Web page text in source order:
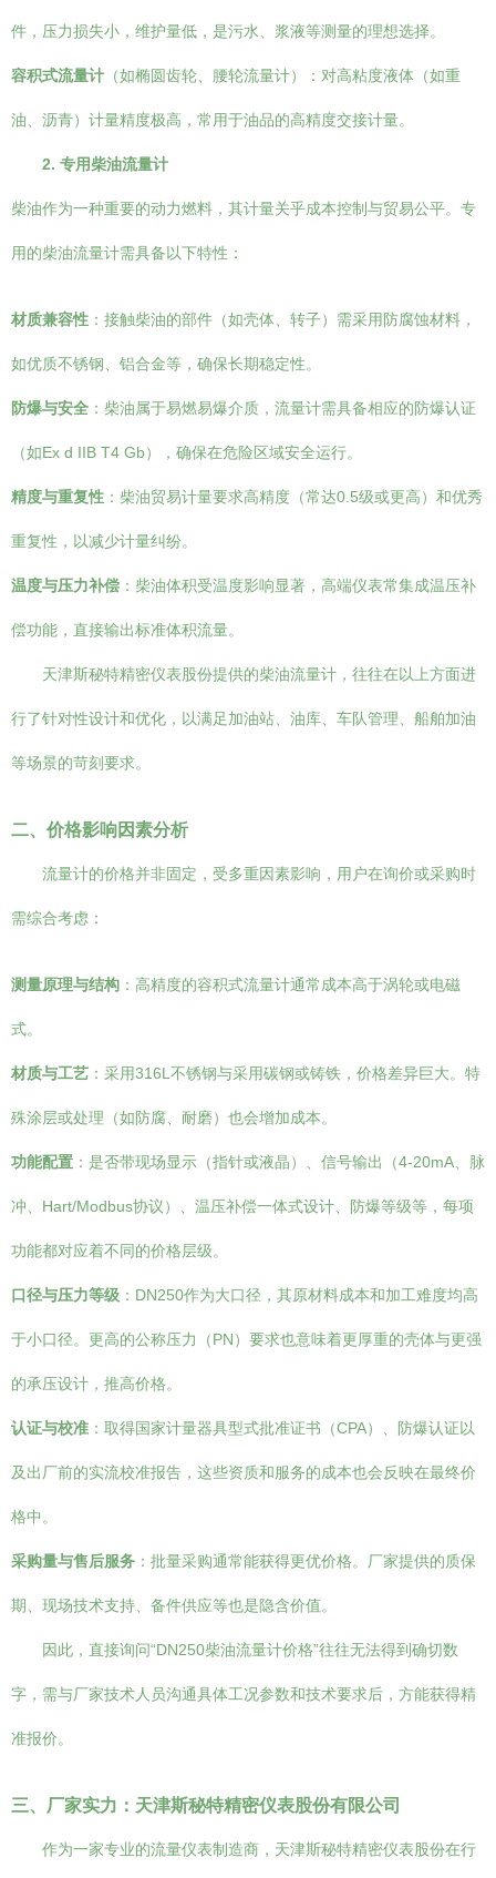
件，压力损失小，维护量低，是污水、浆液等测量的理想选择。
容积式流量计 （如椭圆齿轮、腰轮流量计）：对高粘度液体（如重
油、沥青）计量精度极高，常用于油品的高精度交接计量。
2. 专用柴油流量计
柴油作为一种重要的动力燃料，其计量关乎成本控制与贸易公平。专
用的柴油流量计需具备以下特性：
材质兼容性 ：接触柴油的部件（如壳体、转子）需采用防腐蚀材料，
如优质不锈钢、铝合金等，确保长期稳定性。
防爆与安全 ：柴油属于易燃易爆介质，流量计需具备相应的防爆认证
（如Ex d IIB T4 Gb），确保在危险区域安全运行。
精度与重复性 ：柴油贸易计量要求高精度（常达0.5级或更高）和优秀
重复性，以减少计量纠纷。
温度与压力补偿 ：柴油体积受温度影响显著，高端仪表常集成温压补
偿功能，直接输出标准体积流量。
天津斯秘特精密仪表股份提供的柴油流量计，往往在以上方面进
行了针对性设计和优化，以满足加油站、油库、车队管理、船舶加油
等场景的苛刻要求。
二、价格影响因素分析
流量计的价格并非固定，受多重因素影响，用户在询价或采购时
需综合考虑：
测量原理与结构 ：高精度的容积式流量计通常成本高于涡轮或电磁
式。
材质与工艺 ：采用316L不锈钢与采用碳钢或铸铁，价格差异巨大。特
殊涂层或处理（如防腐、耐磨）也会增加成本。
功能配置 ：是否带现场显示（指针或液晶）、信号输出（4-20mA、脉
冲、Hart/Modbus协议）、温压补偿一体式设计、防爆等级等，每项
功能都对应着不同的价格层级。
口径与压力等级 ：DN250作为大口径，其原材料成本和加工难度均高
于小口径。更高的公称压力（PN）要求也意味着更厚重的壳体与更强
的承压设计，推高价格。
认证与校准 ：取得国家计量器具型式批准证书（CPA）、防爆认证以
及出厂前的实流校准报告，这些资质和服务的成本也会反映在最终价
格中。
采购量与售后服务 ：批量采购通常能获得更优价格。厂家提供的质保
期、现场技术支持、备件供应等也是隐含价值。
因此，直接询问“DN250柴油流量计价格”往往无法得到确切数
字，需与厂家技术人员沟通具体工况参数和技术要求后，方能获得精
准报价。
三、厂家实力：天津斯秘特精密仪表股份有限公司
作为一家专业的流量仪表制造商，天津斯秘特精密仪表股份在行